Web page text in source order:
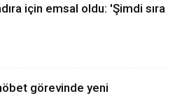
için emsal oldu: 'Şimdi sıra
görevinde yeni